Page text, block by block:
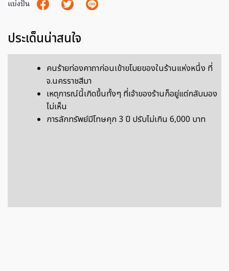
แบ่งปัน
ประเด็นน่าสนใจ
คนร้ายท่องคาถาก่อนเข้าขโมยของในร้านแห่งหนึ่ง ที่
จ.นครราชสีมา
เหตุการณ์นี้เกิดขึ้นทั้งๆ ที่เจ้าของร้านก็อยู่แต่กลับมอง
ไม่เห็น
การลักทรัพย์มีโทษคุก 3 ปี ปรับไม่เกิน 6,000 บาท